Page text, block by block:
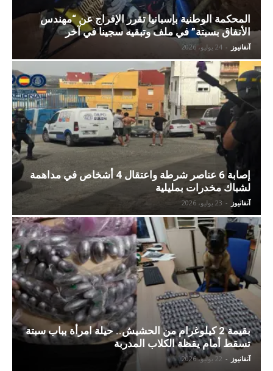
المحكمة الوطنية بإسبانيا تقرر الإفراج عن “مهندس
الأنفاق بسبتة” في ملف وتبقيه سجينا في آخر
آنفانيوز - 24 يوليو، 2026
إصابة 6 عناصر شرطة واعتقال 4 أشخاص في مداهمة
لشباك مخدرات بمليلية
آنفانيوز - 23 يوليو، 2026
بقيمة 2 كيلوغرام من الحشيش.. حيلة امرأة بباب سبتة
تسقط أمام يقظة الكلاب المدربة
آنفانيوز - 22 يوليو، 2026